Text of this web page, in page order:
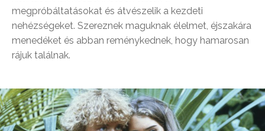
megpróbáltatásokat és átvészelik a kezdeti
nehézségeket. Szereznek maguknak élelmet, éjszakára
menedéket és abban reménykednek, hogy hamarosan
rájuk találnak.